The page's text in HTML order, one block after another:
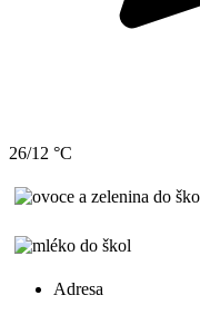
26/12 °C
Adresa